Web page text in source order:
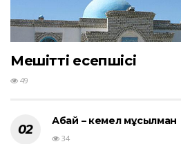
Мешіттің есепшісі
49
Абай – кемел мұсылман
34